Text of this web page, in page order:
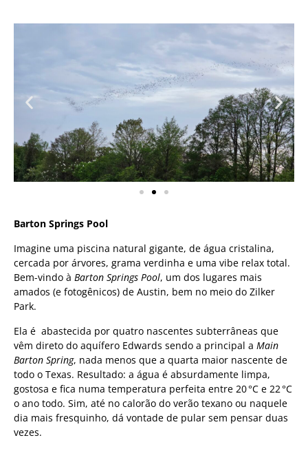
Barton Springs Pool
Imagine uma piscina natural gigante, de água cristalina,
cercada por árvores, grama verdinha e uma vibe relax total.
Bem-vindo à Barton Springs Pool, um dos lugares mais
amados (e fotogênicos) de Austin, bem no meio do Zilker
Park.
Ela é abastecida por quatro nascentes subterrâneas que
vêm direto do aquífero Edwards sendo a principal a Main
Barton Spring, nada menos que a quarta maior nascente de
todo o Texas. Resultado: a água é absurdamente limpa,
gostosa e fica numa temperatura perfeita entre 20 °C e 22 °C
o ano todo. Sim, até no calorão do verão texano ou naquele
dia mais fresquinho, dá vontade de pular sem pensar duas
vezes.